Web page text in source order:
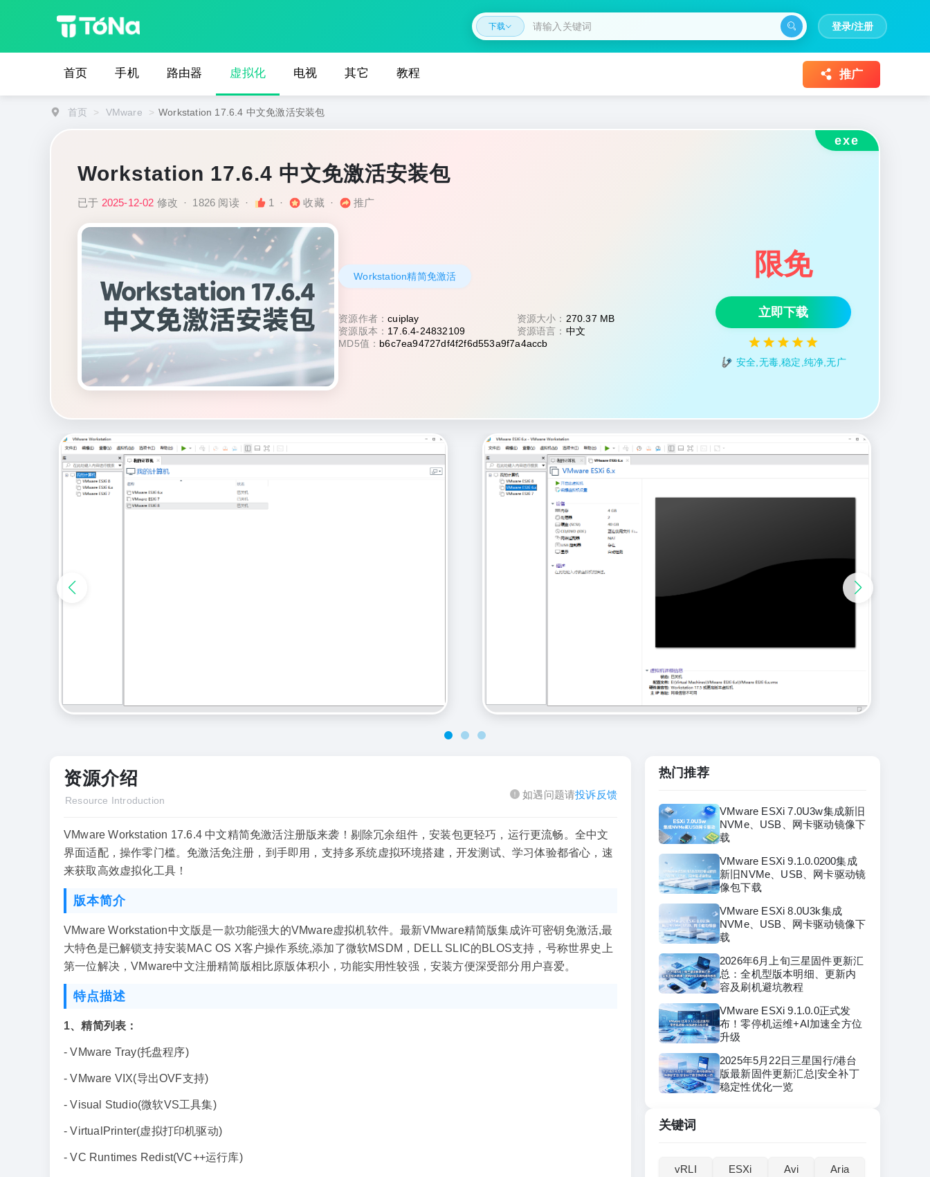
下载 登录/注册
首页 手机 路由器 虚拟化 电视 其它 教程 推广
首页 > VMware > Workstation 17.6.4 中文免激活安装包
exe
Workstation 17.6.4 中文免激活安装包
已于 2025-12-02 修改 · 1826 阅读 · 1 · 收藏 · 推广
Workstation精简免激活
资源作者：cuiplay 资源大小： 270.37 MB
资源版本： 17.6.4-24832109 资源语言： 中文
MD5值： b6c7ea94727df4f2f6d553a9f7a4accb
限免
立即下载
安全,无毒,稳定,纯净,无广
资源介绍
Resource Introduction 如遇问题请投诉反馈
VMware Workstation 17.6.4 中文精简免激活注册版来袭！剔除冗余组件，安装包更轻巧，运行更流畅。全中文
界面适配，操作零门槛。免激活免注册，到手即用，支持多系统虚拟环境搭建，开发测试、学习体验都省心，速
来获取高效虚拟化工具！
版本简介
VMware Workstation中文版是一款功能强大的VMware虚拟机软件。最新VMware精简版集成许可密钥免激活,最
大特色是已解锁支持安装MAC OS X客户操作系统,添加了微软MSDM，DELL SLIC的BLOS支持，号称世界史上
第一位解决，VMware中文注册精简版相比原版体积小，功能实用性较强，安装方便深受部分用户喜爱。
特点描述
1、精简列表：
- VMware Tray(托盘程序)
- VMware VIX(导出OVF支持)
- Visual Studio(微软VS工具集)
- VirtualPrinter(虚拟打印机驱动)
- VC Runtimes Redist(VC++运行库)
热门推荐
VMware ESXi 7.0U3w集成新旧
NVMe、USB、网卡驱动镜像下
载
VMware ESXi 9.1.0.0200集成
新旧NVMe、USB、网卡驱动镜
像包下载
VMware ESXi 8.0U3k集成
NVMe、USB、网卡驱动镜像下
载
2026年6月上旬三星固件更新汇
总：全机型版本明细、更新内
容及刷机避坑教程
VMware ESXi 9.1.0.0正式发
布！零停机运维+AI加速全方位
升级
2025年5月22日三星国行/港台
版最新固件更新汇总|安全补丁
稳定性优化一览
关键词
vRLI‌ ESXi Avi Aria